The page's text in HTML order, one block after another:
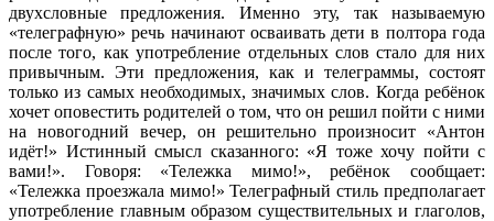
двухсловные предложения. Именно эту, так называемую
«телеграфную» речь начинают осваивать дети в полтора года
после того, как употребление отдельных слов стало для них
привычным. Эти предложения, как и телеграммы, состоят
только из самых необходимых, значимых слов. Когда ребёнок
хочет оповестить родителей о том, что он решил пойти с ними
на новогодний вечер, он решительно произносит «Антон
идёт!» Истинный смысл сказанного: «Я тоже хочу пойти с
вами!». Говоря: «Тележка мимо!», ребёнок сообщает:
«Тележка проезжала мимо!» Телеграфный стиль предполагает
употребление главным образом существительных и глаголов,